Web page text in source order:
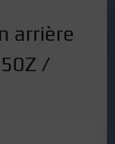
arrière
/